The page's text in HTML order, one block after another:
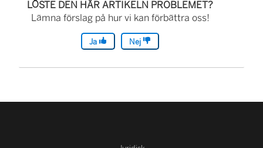
LÖSTE DEN HÄR ARTIKELN PROBLEMET?
Lämna förslag på hur vi kan förbättra oss!
Ja Nej